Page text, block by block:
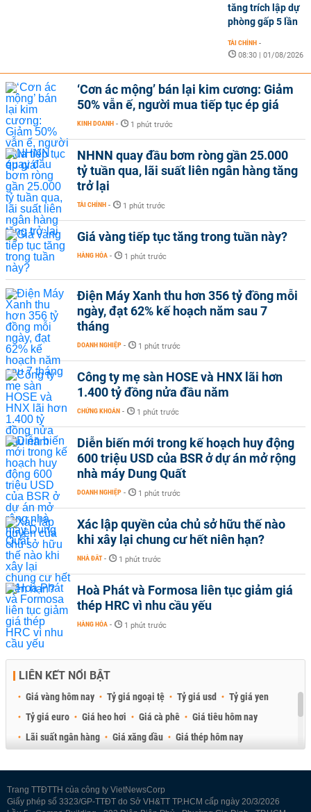
tăng trích lập dự
phòng gấp 5 lần
TÀI CHÍNH -
08:30 | 01/08/2026
‘Cơn ác mộng’ bán lại kim cương: Giảm
50% vẫn ế, người mua tiếp tục ép giá
KINH DOANH - 1 phút trước
NHNN quay đầu bơm ròng gần 25.000
tỷ tuần qua, lãi suất liên ngân hàng tăng
trở lại
TÀI CHÍNH - 1 phút trước
Giá vàng tiếp tục tăng trong tuần này?
HÀNG HÓA - 1 phút trước
Điện Máy Xanh thu hơn 356 tỷ đồng mỗi
ngày, đạt 62% kế hoạch năm sau 7
tháng
DOANH NGHIỆP - 1 phút trước
Công ty mẹ sàn HOSE và HNX lãi hơn
1.400 tỷ đồng nửa đầu năm
CHỨNG KHOÁN - 1 phút trước
Diễn biến mới trong kế hoạch huy động
600 triệu USD của BSR ở dự án mở rộng
nhà máy Dung Quất
DOANH NGHIỆP - 1 phút trước
Xác lập quyền của chủ sở hữu thế nào
khi xây lại chung cư hết niên hạn?
NHÀ ĐẤT - 1 phút trước
Hoà Phát và Formosa liên tục giảm giá
thép HRC vì nhu cầu yếu
HÀNG HÓA - 1 phút trước
LIÊN KẾT NỔI BẬT
Giá vàng hôm nay Tỷ giá ngoại tệ Tỷ giá usd
Tỷ giá yen
Tỷ giá euro
Giá heo hơi Giá cà phê
Giá tiêu hôm nay
Lãi suất ngân hàng
Giá xăng dầu
Giá thép hôm nay
Trang TTĐTTH của công ty VietNewsCorp
Giấy phép số 3323/GP-TTĐT do Sở VH&TT TP.HCM cấp ngày 20/3/2026